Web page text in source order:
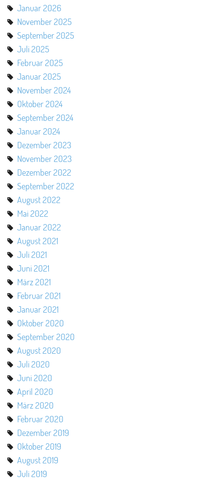
Januar 2026
November 2025
September 2025
Juli 2025
Februar 2025
Januar 2025
November 2024
Oktober 2024
September 2024
Januar 2024
Dezember 2023
November 2023
Dezember 2022
September 2022
August 2022
Mai 2022
Januar 2022
August 2021
Juli 2021
Juni 2021
März 2021
Februar 2021
Januar 2021
Oktober 2020
September 2020
August 2020
Juli 2020
Juni 2020
April 2020
März 2020
Februar 2020
Dezember 2019
Oktober 2019
August 2019
Juli 2019